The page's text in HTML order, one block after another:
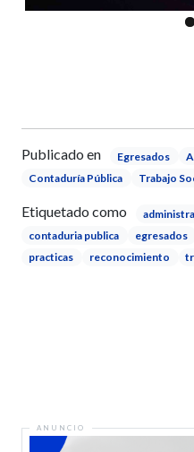
Publicado en Egresados
Contaduría Pública
Trabajo
Etiquetado como
contaduria publica
egresados
practicas
reconocimiento